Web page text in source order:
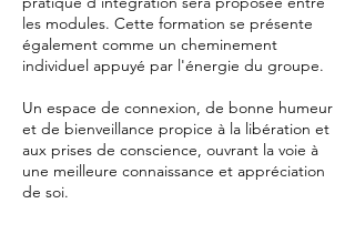
les modules. Cette formation se présente
également comme un cheminement
individuel appuyé par l'énergie du groupe.
Un espace de connexion, de bonne humeur
et de bienveillance propice à la libération et
aux prises de conscience, ouvrant la voie à
une meilleure connaissance et appréciation
de soi.